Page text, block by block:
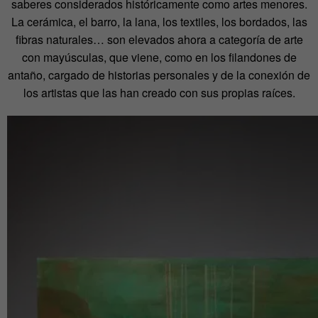
saberes considerados históricamente como artes menores.
La cerámica, el barro, la lana, los textiles, los bordados, las
fibras naturales… son elevados ahora a categoría de arte
con mayúsculas, que viene, como en los filandones de
antaño, cargado de historias personales y de la conexión de
los artistas que las han creado con sus propias raíces.